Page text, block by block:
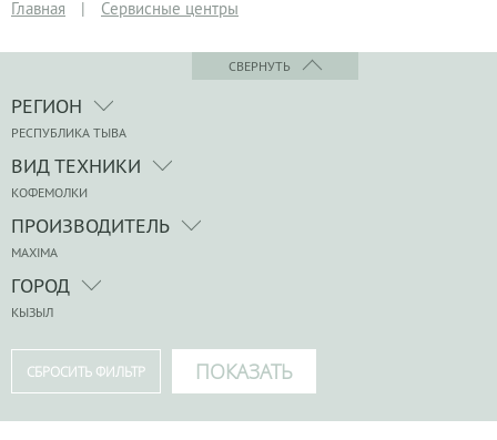
Главная | Сервисные центры
СВЕРНУТЬ
РЕГИОН
РЕСПУБЛИКА ТЫВА
ВИД ТЕХНИКИ
КОФЕМОЛКИ
ПРОИЗВОДИТЕЛЬ
MAXIMA
ГОРОД
КЫЗЫЛ